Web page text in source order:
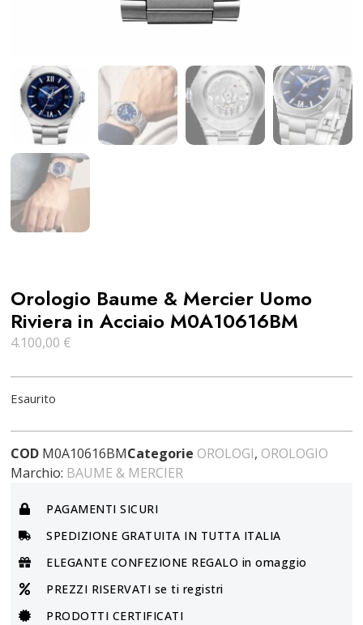
Orologio Baume & Mercier Uomo
Riviera in Acciaio M0A10616BM
4.100,00 €
Esaurito
COD M0A10616BMCategorie OROLOGI, OROLOGIO
Marchio: BAUME & MERCIER
PAGAMENTI SICURI
SPEDIZIONE GRATUITA IN TUTTA ITALIA
ELEGANTE CONFEZIONE REGALO in omaggio
PREZZI RISERVATI se ti registri
PRODOTTI CERTIFICATI